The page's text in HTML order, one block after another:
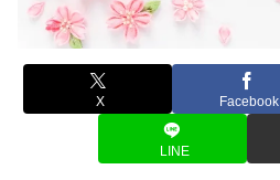
X Facebook
LINE